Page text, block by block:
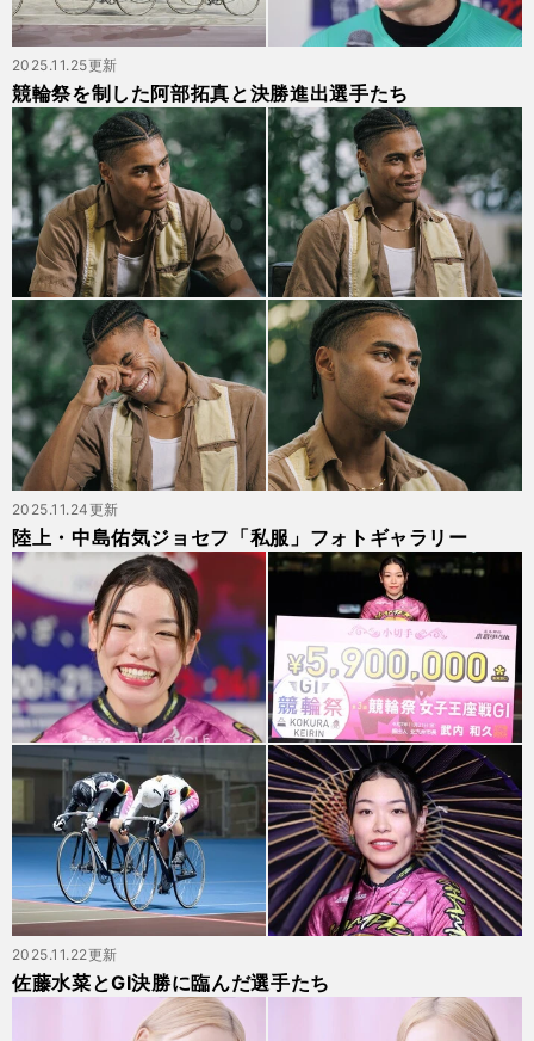
競輪祭を制した阿部拓真と決勝進出選手たち
2025.11.25更新
陸上・中島佑気ジョセフ「私服」フォトギャラリー
2025.11.24更新
佐藤水菜とGⅠ決勝に臨んだ選手たち
2025.11.22更新